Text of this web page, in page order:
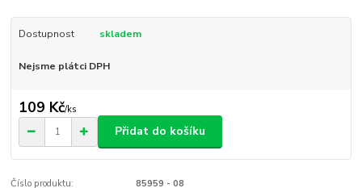
Dostupnost skladem
Nejsme plátci DPH
109 Kč/ks
Přidat do košíku
Číslo produktu:
85959 - 08